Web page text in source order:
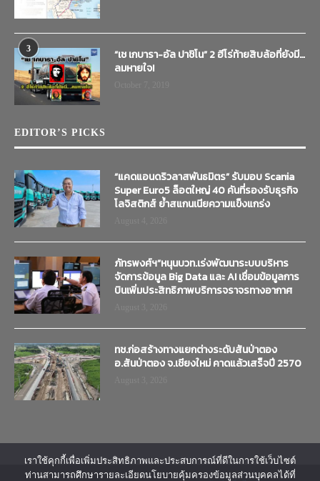
3
“เช เกบารา-อัล ปาชิโน” 2 ฮีโร่ท้ายสิบล้อที่ยังมี…
ลมหายใจ!
EDITOR’S PICKS
“แคดแอนดริวลาสพันธมิตร” รับมอบ Scania
Super Euro5 ล็อตใหญ่ 40 คันที่รองรับธุรกิจ
โลจิสติกส์ ย้ำสแกนเนียความแข็งแกร่ง
ภัทรพงศ์ฯ”หนุนบวท.เร่งพัฒนาระบบบริหาร
จัดการข้อมูล Big Data และ AI เชื่อมข้อมูลการ
บินเพิ่มประสิทธิภาพบริการจราจรทางอากาศ
ทช.ก่อสร้างทางแยกต่างระดับสันป่าตอง
อ.สันป่าตอง จ.เชียงใหม่ คาดแล้วเสร็จปี 2570
เราใช้คุกกี้เพื่อเพิ่มประสิทธิภาพและประสบการณ์ที่ดีในการใช้เว็บไซต์
ท่านสามารถศึกษารายละเอียดนโยบายคุ้มครองข้อมูลส่วนบุคคลได้ที่